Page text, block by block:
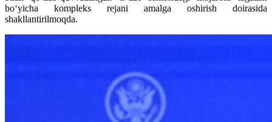
bo‘yicha kompleks rejani amalga oshirish doirasida
shakllantirilmoqda.